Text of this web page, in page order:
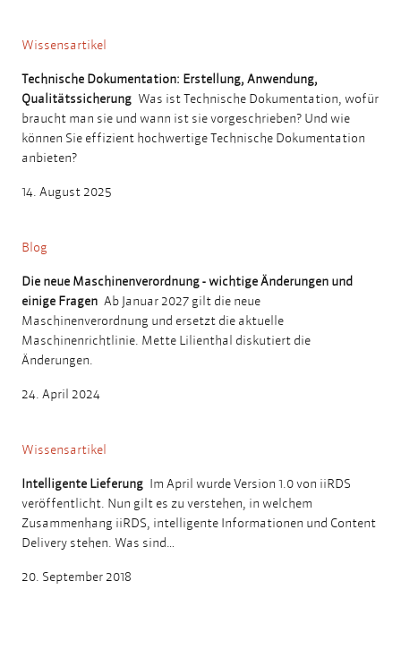
Wissensartikel
Technische Dokumentation: Erstellung, Anwendung,
Qualitätssicherung Was ist Technische Dokumentation, wofür
braucht man sie und wann ist sie vorgeschrieben? Und wie
können Sie effizient hochwertige Technische Dokumentation
anbieten?
14. August 2025
Blog
Die neue Maschinenverordnung - wichtige Änderungen und
einige Fragen Ab Januar 2027 gilt die neue
Maschinenverordnung und ersetzt die aktuelle
Maschinenrichtlinie. Mette Lilienthal diskutiert die
Änderungen.
24. April 2024
Wissensartikel
Intelligente Lieferung Im April wurde Version 1.0 von iiRDS
veröffentlicht. Nun gilt es zu verstehen, in welchem
Zusammenhang iiRDS, intelligente Informationen und Content
Delivery stehen. Was sind…
20. September 2018